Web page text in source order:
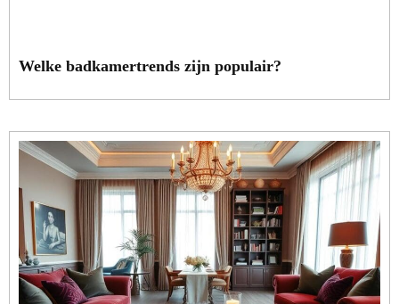
Welke badkamertrends zijn populair?